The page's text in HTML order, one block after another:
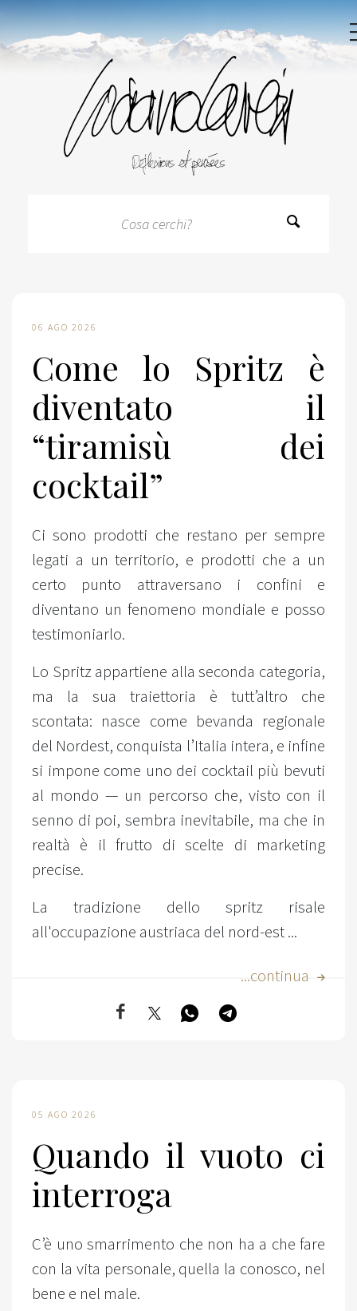
06 AGO 2026
Come lo Spritz è
diventato il
“tiramisù dei
cocktail”
Ci sono prodotti che restano per sempre
legati a un territorio, e prodotti che a un
certo punto attraversano i confini e
diventano un fenomeno mondiale e posso
testimoniarlo.
Lo Spritz appartiene alla seconda categoria,
ma la sua traiettoria è tutt’altro che
scontata: nasce come bevanda regionale
del Nordest, conquista l’Italia intera, e infine
si impone come uno dei cocktail più bevuti
al mondo — un percorso che, visto con il
senno di poi, sembra inevitabile, ma che in
realtà è il frutto di scelte di marketing
precise.
La tradizione dello spritz risale
all'occupazione austriaca del nord-est ...
...continua
05 AGO 2026
Quando il vuoto ci
interroga
C’è uno smarrimento che non ha a che fare
con la vita personale, quella la conosco, nel
bene e nel male.